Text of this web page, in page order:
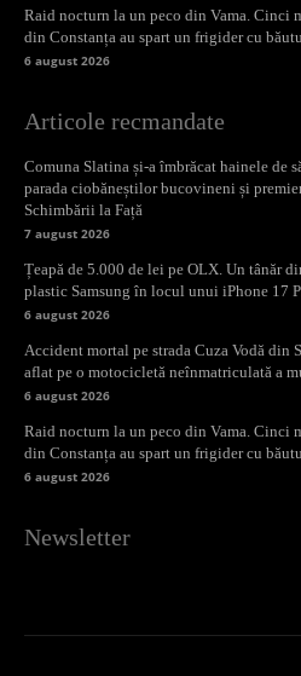
Raid nocturn la un peco din Vama. Cinci
din Constanța au spart un frigider cu
6 august 2026
Articole recmandate
Comuna Slatina și-a îmbrăcat hainele de
parada ciobăneștilor bucovineni și
Schimbării la Față
7 august 2026
Țeapă de 5.000 de lei pe OLX. Un tânăr
plastic Samsung în locul unui iPhone 17
6 august 2026
Accident mortal pe strada Cuza Vodă din
aflat pe o motocicletă neînmatriculată a
6 august 2026
Raid nocturn la un peco din Vama. Cinci
din Constanța au spart un frigider cu
6 august 2026
Newsletter